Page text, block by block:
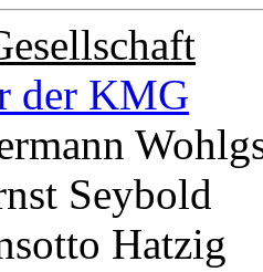
der KMG
Seybold
Hatzig